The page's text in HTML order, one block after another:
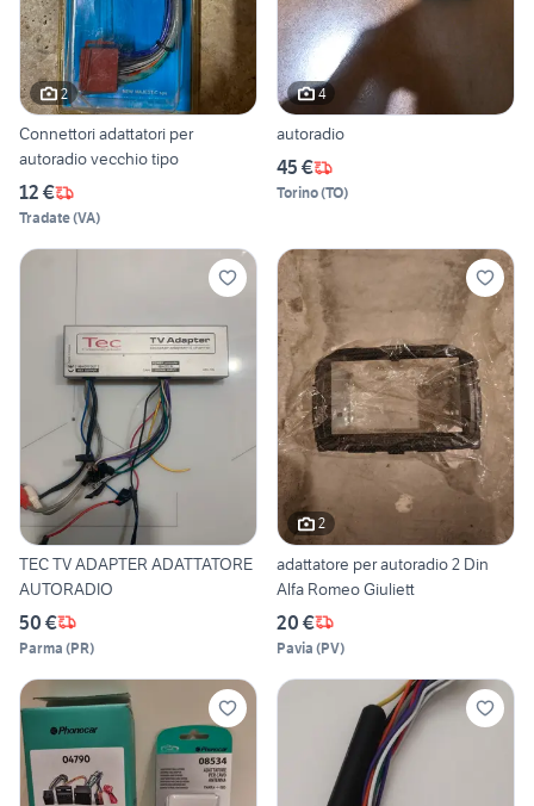
2
Connettori adattatori per
autoradio vecchio tipo
12 €
Tradate(VA)
4
autoradio
45 €
Torino(TO)
TEC TV ADAPTER ADATTATORE
AUTORADIO
50 €
Parma (PR)
2
adattatore per autoradio 2 Din
Alfa Romeo Giuliett
20 €
Pavia (PV)